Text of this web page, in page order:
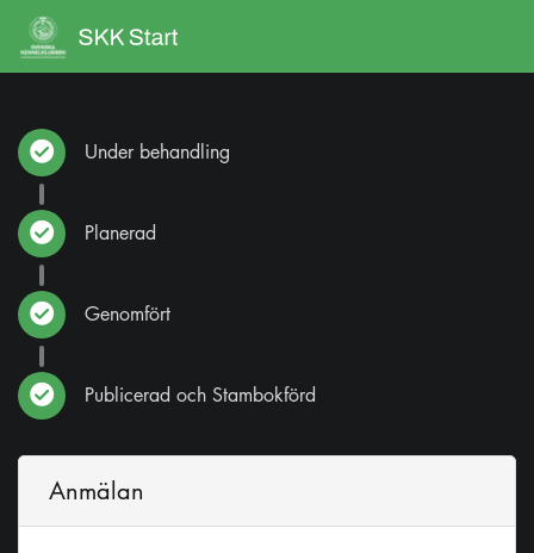
Under behandling
Planerad
Genomfört
Publicerad och Stambokförd
Anmälan